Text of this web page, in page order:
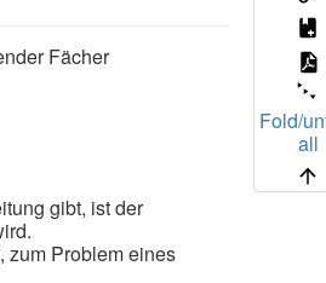
Fold/
all
Fächer
gibt, ist der
zum Problem eines